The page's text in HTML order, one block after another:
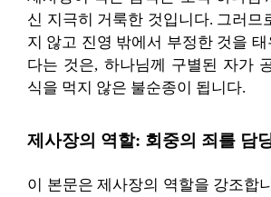
신 지극히 거룩한 것입니다. 그러므
지 않고 진영 밖에서 부정한 것을
다는 것은, 하나님께 구별된 자가
식을 먹지 않은 불순종이 됩니다.
제사장의 역할: 회중의 죄를 담
이 본문은 제사장의 역할을 강조합